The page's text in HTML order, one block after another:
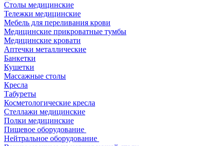
Столы медицинские
Тележки медицинские
Мебель для переливания крови
Медицинские прикроватные тумбы
Медицинские кровати
Аптечки металлические
Банкетки
Кушетки
Массажные столы
Кресла
Табуреты
Косметологические кресла
Стеллажи медицинские
Полки медицинские
Пищевое оборудование
Нейтральное оборудование